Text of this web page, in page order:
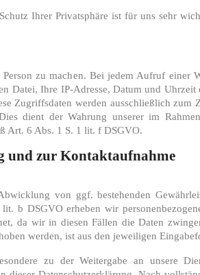
Ihrer Privatsphäre ist für uns sehr
zu machen. Bei jedem Aufruf einer
Datei, Ihre IP-Adresse, Datum und
Zugriffsdaten werden ausschließlich zum
dient der Wahrung unserer im
Art. 6 Abs. 1 S. 1 lit. f DSGVO.
und zur Kontaktaufnahme
von ggf. bestehenden
b DSGVO erheben wir
da wir in diesen Fällen die Daten
werden, ist aus den jeweiligen
zu der Weitergabe an unsere